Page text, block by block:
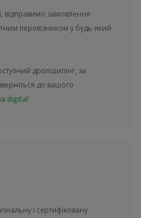
замовлення
перевізником у будь-який
дропшипінг, за
до вашого
і сертифіковану